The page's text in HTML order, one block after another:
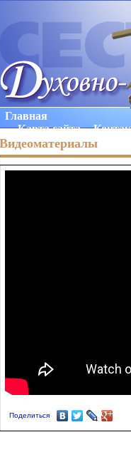
Главная
Карта сайта
Видеоматериалы
Поделиться